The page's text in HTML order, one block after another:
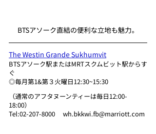
BTSアソーク直結の便利な立地も魅力。
The Westin Grande Sukhumvit
BTSアソーク駅またはMRTスクムビット駅からす
ぐ
◎毎月第1&第３火曜日12:30~15:30
（通常のアフタヌーンティーは毎日12:00-
18:00）
Tel:02-207-8000 　wh.bkkwi.fb@marriott.com